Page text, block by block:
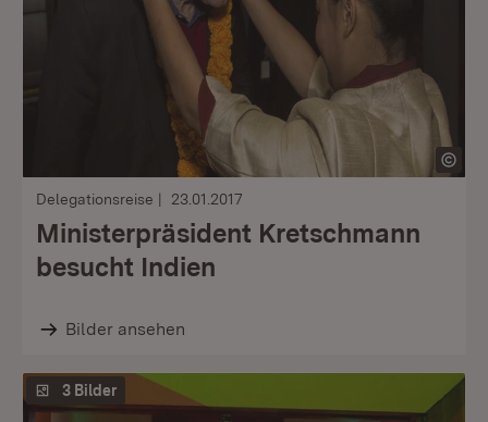
Delegationsreise 23.01.2017
Ministerpräsident Kretschmann
besucht Indien
Bilder ansehen
3 Bilder